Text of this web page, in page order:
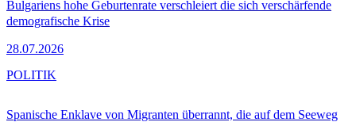
Bulgariens hohe Geburtenrate verschleiert die sich verschärfende
demografische Krise
28.07.2026
Spanische Enklave von Migranten überrannt, die auf dem Seeweg
POLITIK